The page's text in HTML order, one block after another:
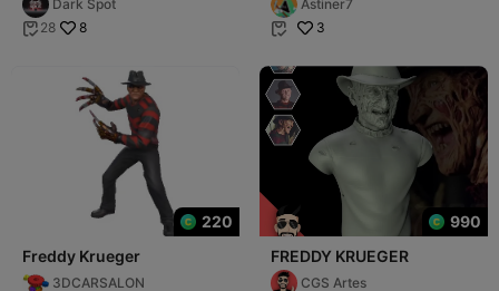
Collection
Dark Spot
 28 8
Astiner7
 3
220
Freddy Krueger
3DCARSALON
990
FREDDY KRUEGER
CGS Artes